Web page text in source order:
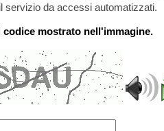
servizio da accessi automatizzati.
codice mostrato nell'immagine.